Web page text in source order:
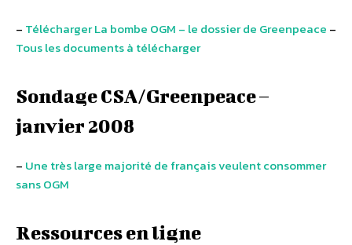
– Télécharger La bombe OGM – le dossier de Greenpeace –
Tous les documents à télécharger
Sondage CSA/Greenpeace –
janvier 2008
– Une très large majorité de français veulent consommer
sans OGM
Ressources en ligne